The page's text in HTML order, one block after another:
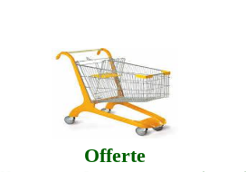
- Ecommerce Ecommerce
Offerte